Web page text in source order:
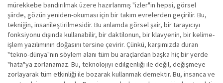
mürekkebe bandırılmak üzere hazırlanmış "izler"in hepsi, görsel
şiirde, gözün yeniden-okuması için bir takım evrelerden geçirilir. Bu,
tekniğin, insanîleştirilmesidir. Bu anlamda görsel şair, bir tarayıcıyı
fonksiyonu dışında kullanabilir, bir daktilonun, bir klavyenin, bir kelime-
işlem yazılımının doğasını tersine çevirir. Çünkü, karşımızda duran
"tekno-dünya"nın söylem alanı tüm bu araçlardan başka hiç bir yerde
"hata"ya zorlanamaz. Bu, teknolojiyi edilgenliği ile değil, değişmeye
zorlayarak tüm etkinliği ile bozarak kullanmak demektir. Bu, insanca ve